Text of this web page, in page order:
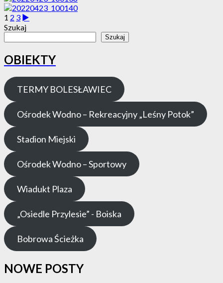
1 2 3 ►
Szukaj
Szukaj
OBIEKTY
TERMY BOLESŁAWIEC
Ośrodek Wodno – Rekreacyjny „Leśny Potok”
Stadion Miejski
Ośrodek Wodno – Sportowy
Wiadukt Plaza
„Osiedle Przylesie” - Boiska
Bobrowa Ścieżka
NOWE POSTY